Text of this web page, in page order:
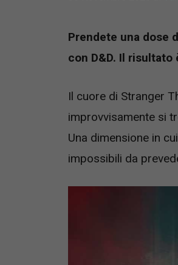
Prendete una dose
con D&D. Il
Il cuore di Stranger
improvvisamente si
Una dimensione in
impossibili da